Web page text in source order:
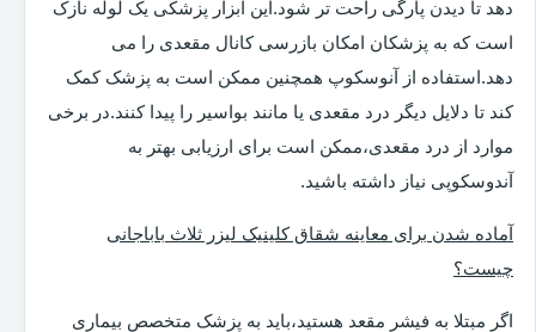
دهد تا دیدن پارگی راحت تر شود.این ابزار پزشکی یک لوله نازک
است که به پزشکان امکان بازرسی کانال مقعدی را می
دهد.استفاده از آنوسکوپ همچنین ممکن است به پزشک کمک
کند تا دلایل دیگر درد مقعدی یا مانند بواسیر را پیدا کنند.در برخی
موارد از درد مقعدی،ممکن است برای ارزیابی بهتر به
آندوسکوپی نیاز داشته باشید.
آماده شدن برای معاینه شقاق کلینیک لیزر ثلاث باباجانی
چیست؟
اگر مبتلا به فیشر مقعد هستید،باید به پزشک متخصص بیماری